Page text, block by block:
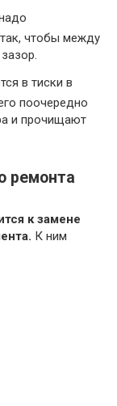
чтобы между
в тиски в
поочередно
и прочищают
ремонта
к замене
К ним